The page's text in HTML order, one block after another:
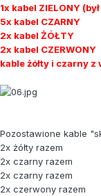
1x kabel ZIELONY
5x kabel CZARNY
2x kabel ŻÓŁTY
2x kabel CZERWONY
kable żółty i czarny
Pozostawione kable
2x żółty razem
2x czarny razem
2x czarny razem
2x czerwony razem